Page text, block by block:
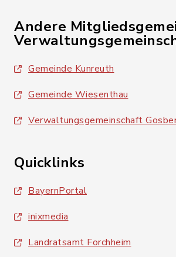
Andere
Gemeinde Kunreuth
Gemeinde Wiesenthau
Verwaltungsgemeinschaft
Quicklinks
BayernPortal
inixmedia
Landratsamt Forchheim